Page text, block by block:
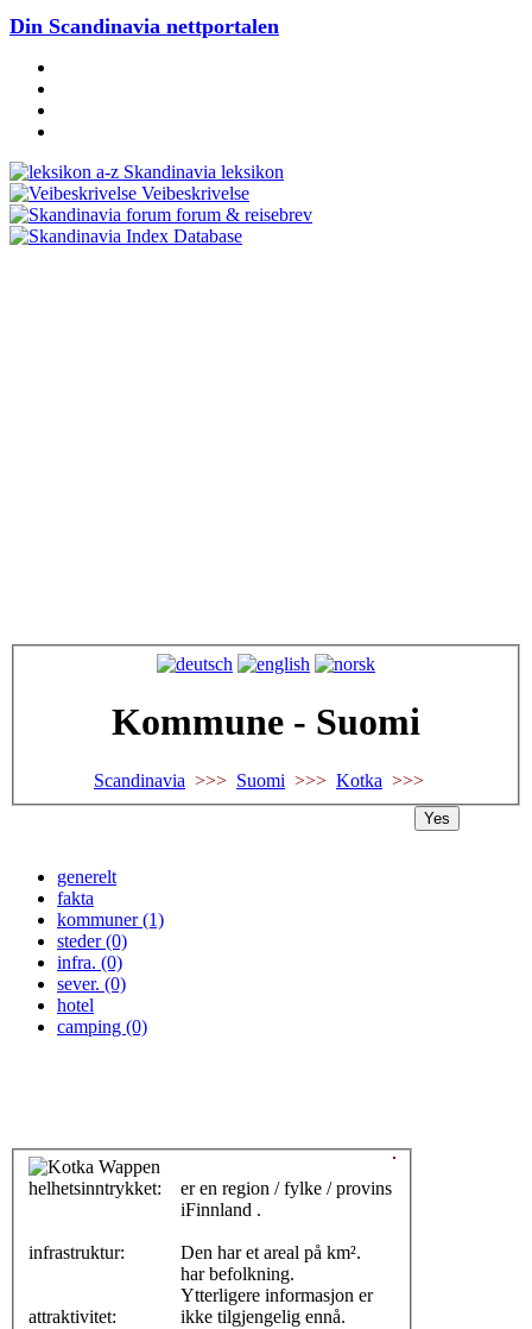
Din Scandinavia nettportalen
Skandinavia leksikon
Veibeskrivelse
forum & reisebrev
Database
Kommune - Suomi
Scandinavia >>> Suomi >>> Kotka
generelt
fakta
kommuner (1)
steder (0)
infra. (0)
sever. (0)
hotel
camping (0)
helhetsinntrykket:
infrastruktur:
attraktivitet:
er en region / fylke / provins
iFinnland .
Den har et areal på km².
har befolkning.
Ytterligere informasjon er
ikke tilgjengelig ennå.
Yes